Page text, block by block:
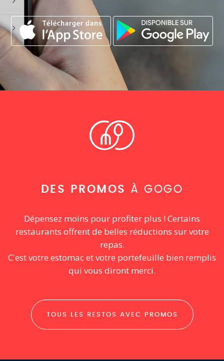
DES PROMOS À GOGO
Dépensez moins pour profiter plus ! Certains
restaurants offrent de belles réductions sur votre
repas.
C'est votre estomac et votre portefeuille bien remplis
qui vous diront merci.
TOUS LES RESTOS AVEC PROMOS